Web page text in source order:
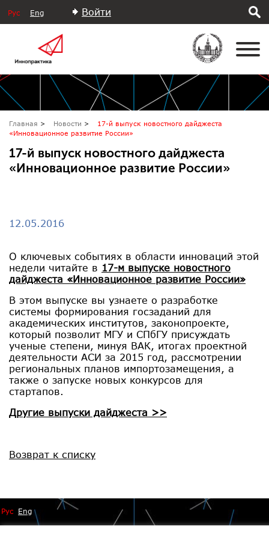
Рус Eng Войти
Главная Новости
17-й выпуск новостного дайджеста
«Инновационное развитие России»
17-й выпуск новостного дайджеста
«Инновационное развитие России»
12.05.2016
О ключевых событиях в области инноваций этой
недели читайте в 17-м выпуске новостного
дайджеста «Инновационное развитие России»
В этом выпуске вы узнаете о разработке
системы формирования госзаданий для
академических институтов, законопроекте,
который позволит МГУ и СПбГУ присуждать
ученые степени, минуя ВАК, итогах проектной
деятельности АСИ за 2015 год, рассмотрении
региональных планов импортозамещения, а
также о запуске новых конкурсов для
стартапов.
Другие выпуски дайджеста >>
Возврат к списку
Рус Eng